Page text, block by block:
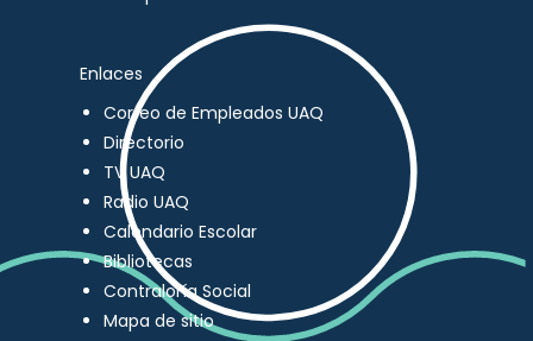
Enlaces
Correo de Empleados UAQ
Directorio
TV UAQ
Radio UAQ
Calendario Escolar
Bibliotecas
Contraloría Social
Mapa de sitio